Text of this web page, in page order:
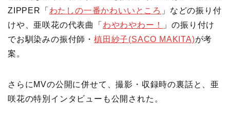
ZIPPER「 わたしの一番かわいいところ 」などの振り付
けや、亜咲花の代表曲「 わやわやわー！
」の振り付け
でお馴染みの振付師・ 槙田紗子(SACO MAKITA)が考
案。
さらにMVの公開に併せて、撮影・収録時の裏話と、亜
咲花の特別インタビューも公開された。